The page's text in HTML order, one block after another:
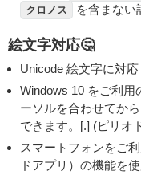
クロノス を含まない
絵文字対応🤔
Unicode 絵文字に対応
Windows 10 をご利用
ーソルを合わせてか
できます。[.] (ピリオ
スマートフォンをご
ドアプリ）の機能を